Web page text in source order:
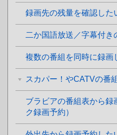
録画先の残量を確認した
二か国語放送／字幕付き
複数の番組を同時に録画
スカパー！やCATVの番
ブラビアの番組表から録
ク録画予約）